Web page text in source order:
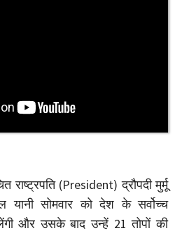
राष्ट्रपति (President) द्रौपदी मुर्मू
सोमवार को देश के सर्वोच्च
और उसके बाद उन्हें 21 तोपों की